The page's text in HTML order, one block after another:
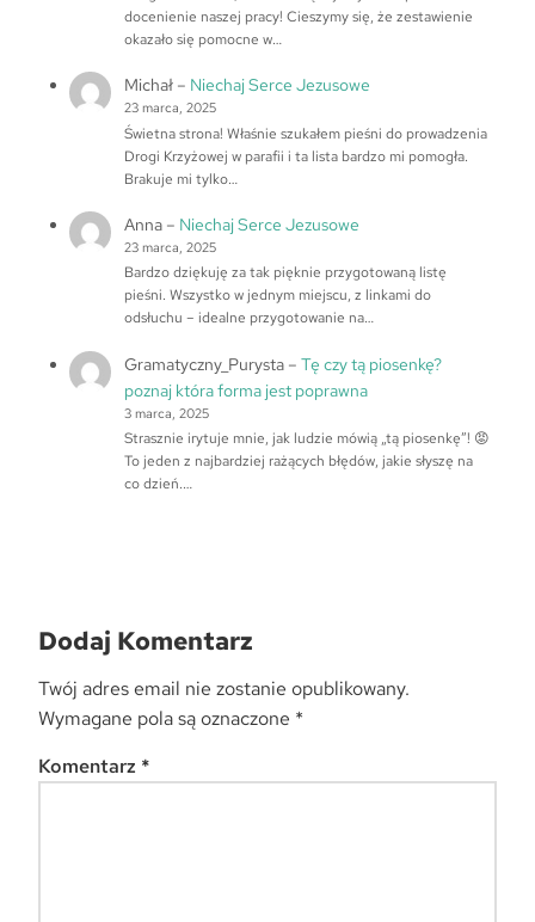
docenienie naszej pracy! Cieszymy się, że zestawienie
okazało się pomocne w…
Michał– Niechaj Serce Jezusowe
23 marca, 2025
Świetna strona! Właśnie szukałem pieśni do prowadzenia
Drogi Krzyżowej w parafii i ta lista bardzo mi pomogła.
Brakuje mi tylko…
Anna– Niechaj Serce Jezusowe
23 marca, 2025
Bardzo dziękuję za tak pięknie przygotowaną listę
pieśni. Wszystko w jednym miejscu, z linkami do
odsłuchu – idealne przygotowanie na…
Gramatyczny_Purysta– Tę czy tą piosenkę?
poznaj która forma jest poprawna
3 marca, 2025
Strasznie irytuje mnie, jak ludzie mówią „tą piosenkę”! 😡
To jeden z najbardziej rażących błędów, jakie słyszę na
co dzień.…
Dodaj Komentarz
Twój adres email nie zostanie opublikowany.
Wymagane pola są oznaczone *
Komentarz *